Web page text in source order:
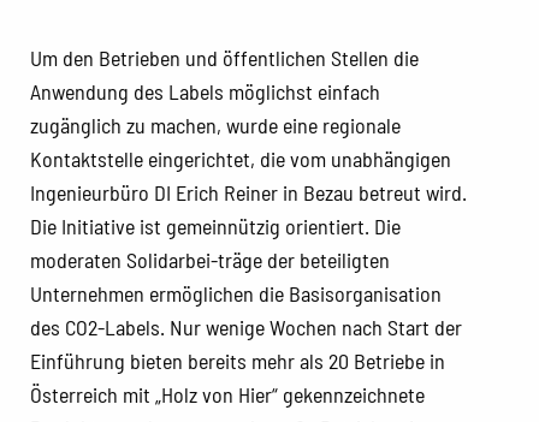
Um den Betrieben und öffentlichen Stellen die
Anwendung des Labels möglichst einfach
zugänglich zu machen, wurde eine regionale
Kontaktstelle eingerichtet, die vom unabhängigen
Ingenieurbüro DI Erich Reiner in Bezau betreut wird.
Die Initiative ist gemeinnützig orientiert. Die
moderaten Solidarbei-träge der beteiligten
Unternehmen ermöglichen die Basisorganisation
des CO2-Labels. Nur wenige Wochen nach Start der
Einführung bieten bereits mehr als 20 Betriebe in
Österreich mit „Holz von Hier“ gekennzeichnete